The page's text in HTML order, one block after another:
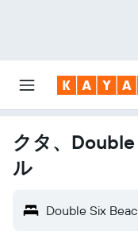
クタ、
ル
Double Six